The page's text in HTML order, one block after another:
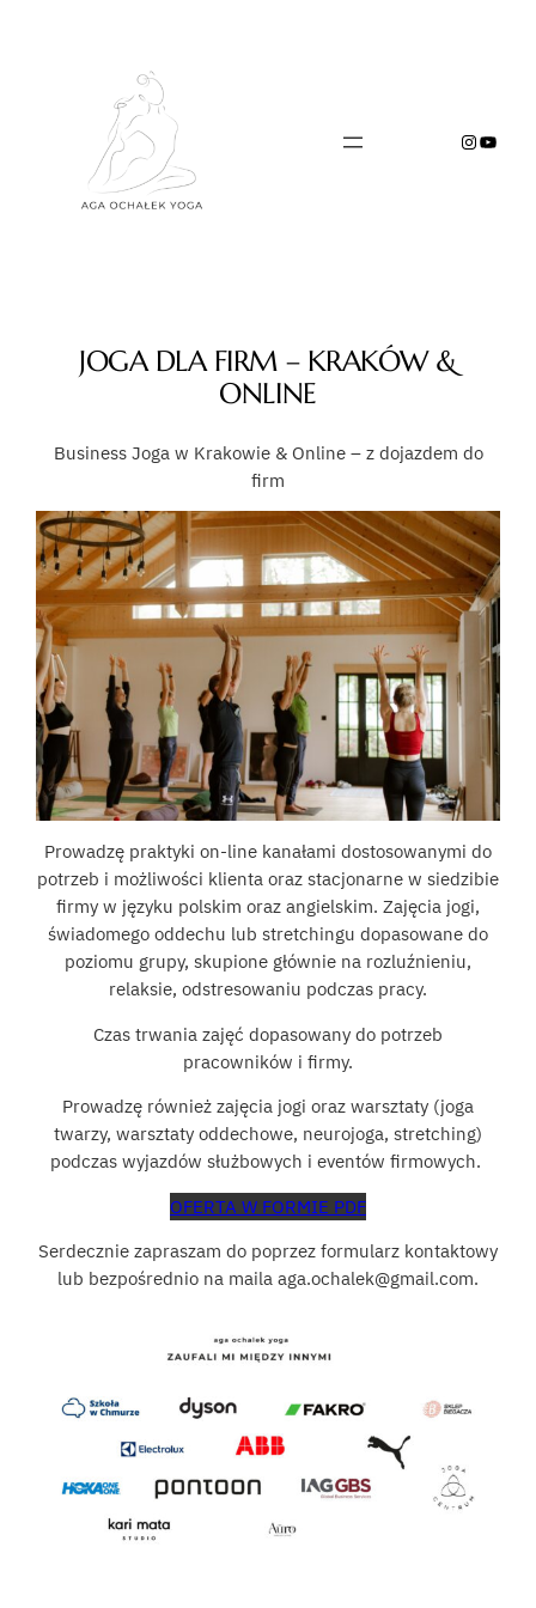
JOGA DLA FIRM – KRAKÓW &
ONLINE
Business Joga w Krakowie & Online – z dojazdem do
firm
Prowadzę praktyki on-line kanałami dostosowanymi do
potrzeb i możliwości klienta oraz stacjonarne w siedzibie
firmy w języku polskim oraz angielskim. Zajęcia jogi,
świadomego oddechu lub stretchingu dopasowane do
poziomu grupy, skupione głównie na rozluźnieniu,
relaksie, odstresowaniu podczas pracy.
Czas trwania zajęć dopasowany do potrzeb
pracowników i firmy.
Prowadzę również zajęcia jogi oraz warsztaty (joga
twarzy, warsztaty oddechowe, neurojoga, stretching)
podczas wyjazdów służbowych i eventów firmowych.
OFERTA W FORMIE PDF
Serdecznie zapraszam do poprzez formularz kontaktowy
lub bezpośrednio na maila aga.ochalek@gmail.com.